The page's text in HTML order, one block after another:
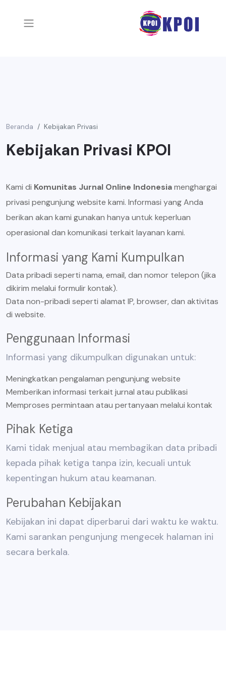
Beranda Kebijakan Privasi
Kebijakan Privasi KPOI
Kami di Komunitas Jurnal Online Indonesiamenghargai
privasi pengunjung website kami. Informasi yang Anda
berikan akan kami gunakan hanya untuk keperluan
operasional dan komunikasi terkait layanan kami.
Informasi yang Kami Kumpulkan
Data pribadi seperti nama, email, dan nomor telepon (jika
dikirim melalui formulir kontak).
Data non-pribadi seperti alamat IP, browser, dan aktivitas
di website.
Penggunaan Informasi
Informasi yang dikumpulkan digunakan untuk:
Meningkatkan pengalaman pengunjung website
Memberikan informasi terkait jurnal atau publikasi
Memproses permintaan atau pertanyaan melalui kontak
Pihak Ketiga
Kami tidak menjual atau membagikan data pribadi
kepada pihak ketiga tanpa izin, kecuali untuk
kepentingan hukum atau keamanan.
Perubahan Kebijakan
Kebijakan ini dapat diperbarui dari waktu ke waktu.
Kami sarankan pengunjung mengecek halaman ini
secara berkala.